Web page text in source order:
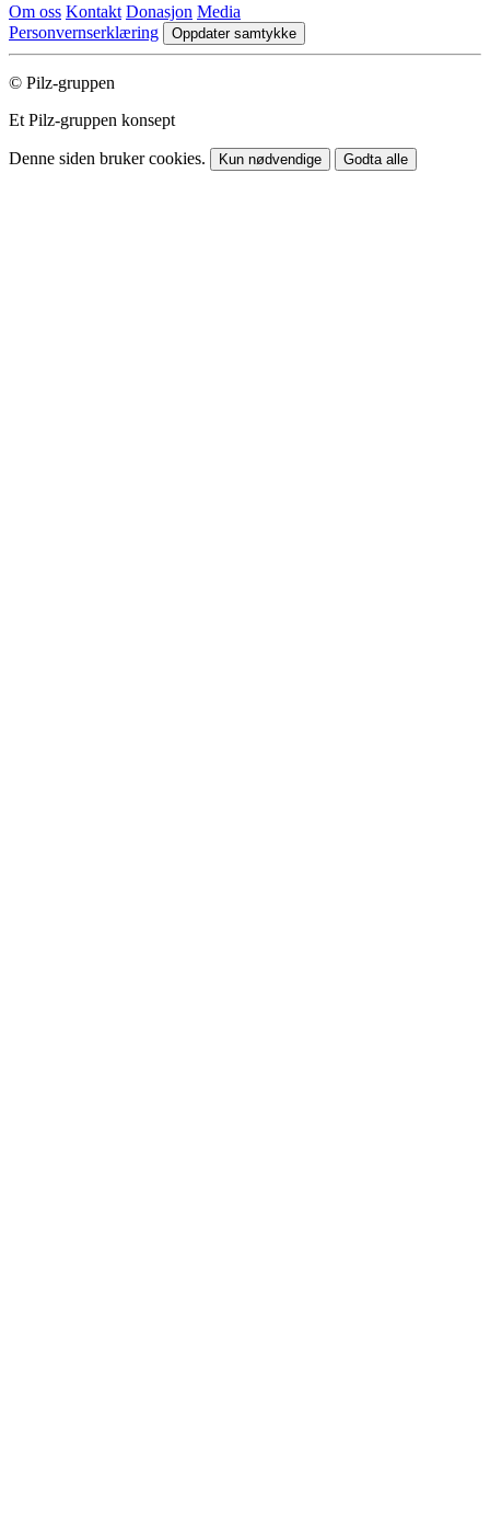
Om oss Kontakt Donasjon Media
Personvernserklæring
Oppdater samtykke
© Pilz-gruppen
Et Pilz-gruppen konsept
Denne siden bruker cookies. Kun nødvendige Godta alle